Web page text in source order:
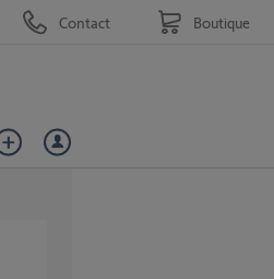
Contact Boutique